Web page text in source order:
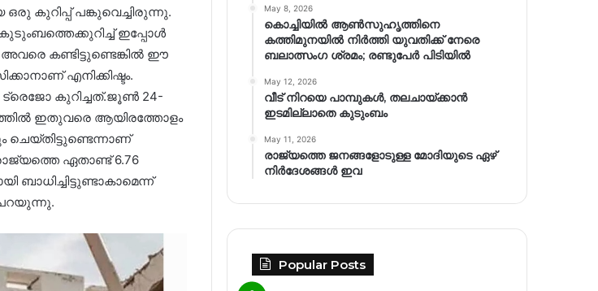
കുറിപ്പ് പങ്കുവെച്ചിരുന്നു.
ഇപ്പോൾ
കണ്ടിട്ടുണ്ടെങ്കിൽ ഈ
എനിക്കിഷ്ടം.
ട്രെജോ കുറിച്ചത്.ജൂൺ 24-
ഇതുവരെ ആയിരത്തോളം
ഏതാണ്ട് 6.76
May 8, 2026
കൊച്ചിയിൽ ആൺസുഹൃത്തിനെ
കത്തിമുനയിൽ നിർത്തി യുവതിക്ക് നേരെ
ബലാത്സംഗ​ ശ്രമം; രണ്ടുപേർ പിടിയിൽ
May 12, 2026
വീട് നിറയെ പാമ്പുകൾ, തലചായ്ക്കാൻ
ഇടമില്ലാതെ കുടുംബം
May 11, 2026
രാജ്യത്തെ ജനങ്ങളോടുള്ള മോദിയുടെ ഏഴ്
നിര്‍ദേശങ്ങള്‍ ഇവ
Popular Posts